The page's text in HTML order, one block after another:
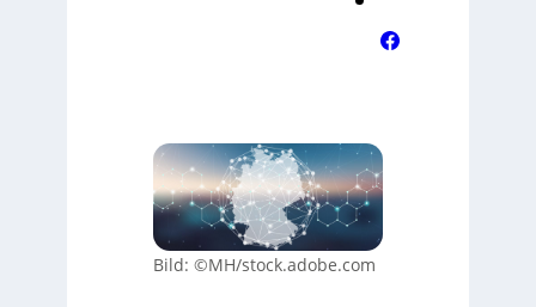
Bild: ©MH/stock.adobe.com